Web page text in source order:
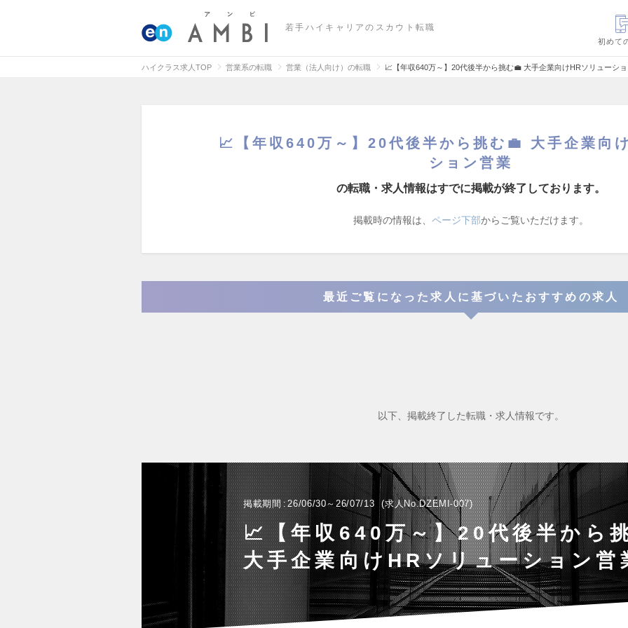
若手ハイキャリアのスカウト転職
初めて
ハイクラス求人TOP 営業系の転職 営業（法人向け）の転職 📈【年収640万～】20代後半から挑む💼 大手企業向けHRソリューシ
📈【年収640万～】20代後半から挑む💼 大手企業向
ション営業
の転職・求人情報はすでに掲載が終了しております。
掲載時の情報は、 ページ下部からご覧いただけます。
最近ご覧になった求人に基づいたおすすめの求人
以下、掲載終了した転職・求人情報です。
掲載期間 26/06/30～26/07/13 求人No.DZEMI-007
📈【年収640万～】20代後半から
大手企業向けHRソリューション営